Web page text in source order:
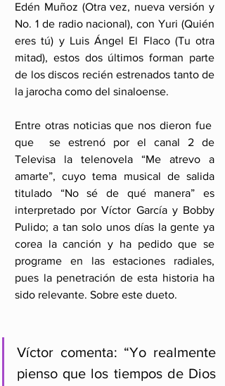
Edén Muñoz (Otra vez, nueva versión y
No. 1 de radio nacional), con Yuri (Quién
eres tú) y Luis Ángel El Flaco (Tu otra
mitad), estos dos últimos forman parte
de los discos recién estrenados tanto de
la jarocha como del sinaloense.
Entre otras noticias que nos dieron fue
que  se estrenó por el canal 2 de
Televisa la telenovela “Me atrevo a
amarte”, cuyo tema musical de salida
titulado “No sé de qué manera” es
interpretado por Víctor García y Bobby
Pulido; a tan solo unos días la gente ya
corea la canción y ha pedido que se
programe en las estaciones radiales,
pues la penetración de esta historia ha
sido relevante. Sobre este dueto.
Víctor comenta: “Yo realmente
pienso que los tiempos de Dios